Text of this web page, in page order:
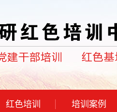
红色培训 培训案例